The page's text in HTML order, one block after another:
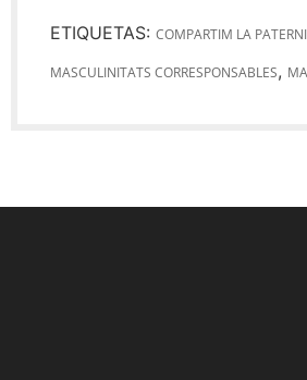
ETIQUETAS: COMPARTIM LA
MASCULINITATS CORRESPONSABLES,